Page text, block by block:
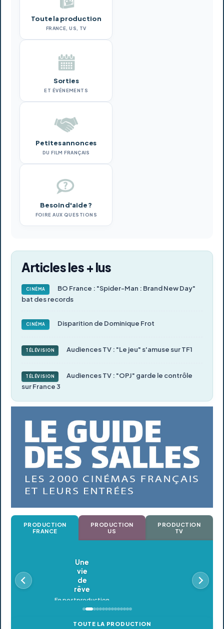
Toute la production
FRANCE, US, TV
Sorties
ET ÉVÉNEMENTS
Petites annonces
DU FILM FRANÇAIS
Besoin d'aide ?
FOIRE AUX QUESTIONS
Articles les + lus
CINÉMA
BO France : "Spider-Man : Brand New Day"
bat des records
CINÉMA Disparition de Dominique Frot
TÉLÉVISION Audiences TV : "Le jeu" s'amuse sur TF1
TÉLÉVISION
Audiences TV : "OPJ" garde le contrôle
sur France 3
PRODUCTION
FRANCE
PRODUCTION
US
PRODUCTION
TV
Oldeupe
En postproduction
TOUTE LA PRODUCTION